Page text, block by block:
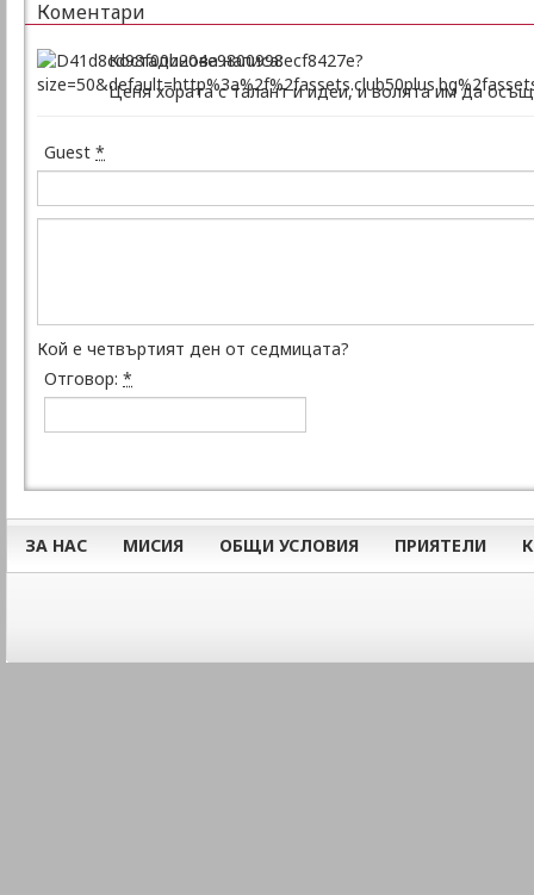
Коментари
Костадинова написа:
Ценя хората с талант и идеи, и волята им да
Guest *
Кой е четвъртият ден от седмицата?
Отговор: *
ЗА НАС МИСИЯ ОБЩИ УСЛОВИЯ ПРИЯТЕЛИ